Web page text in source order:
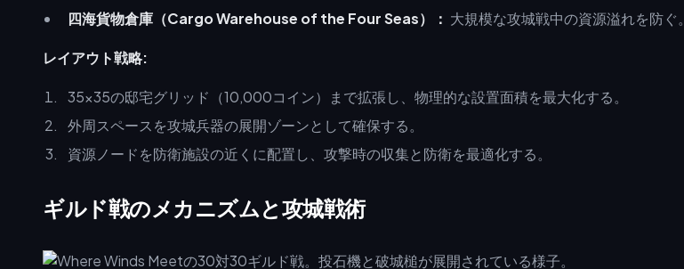
四海貨物倉庫（Cargo Warehouse of the Four Seas）： 大規模な攻城戦中の資源溢れを防ぐ。
レイアウト戦略:
35x35の邸宅グリッド（10,000コイン）まで拡張し、物理的な設置面積を最大化する。
外周スペースを攻城兵器の展開ゾーンとして確保する。
資源ノードを防衛施設の近くに配置し、攻撃時の収集と防衛を最適化する。
ギルド戦のメカニズムと攻城戦術